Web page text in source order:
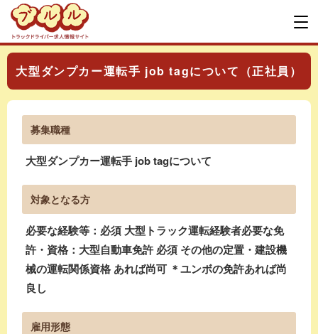
大型ダンプカー運転手 job tagについて（正社員）
募集職種
大型ダンプカー運転手 job tagについて
対象となる方
必要な経験等：必須 大型トラック運転経験者必要な免
許・資格：大型自動車免許 必須 その他の定置・建設機
械の運転関係資格 あれば尚可 ＊ユンボの免許あれば尚
良し
雇用形態